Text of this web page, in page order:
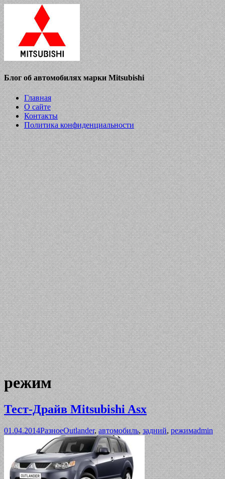
Блог об автомобилях марки Mitsubishi
Главная
О сайте
Контакты
Политика конфиденциальности
режим
Тест-Драйв Mitsubishi Asx
01.04.2014РазноеOutlander, автомобиль, задний, режимadmin